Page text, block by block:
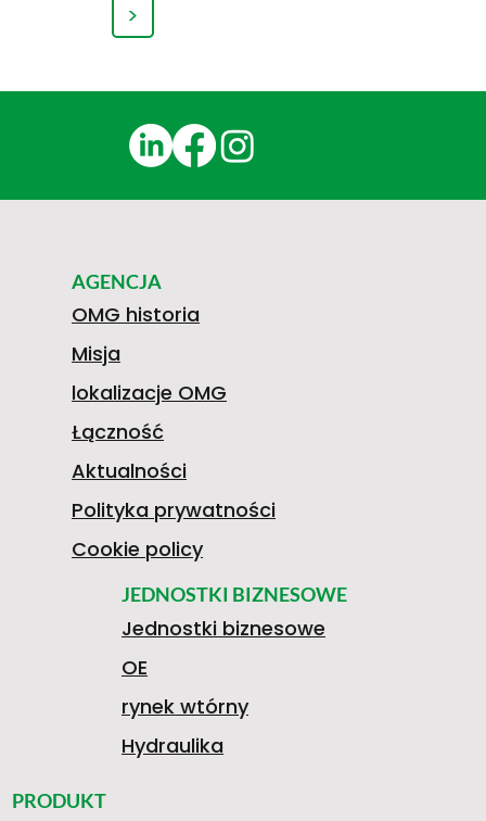
>
JEDNOSTKI BIZNESOWE
Jednostki biznesowe
OE
rynek wtórny
Hydraulika
PRODUKT
AGENCJA
OMG historia
Misja
lokalizacje OMG
Łączność
Aktualności
Polityka prywatności
Cookie policy